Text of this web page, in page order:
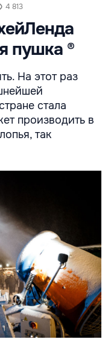
4 813
пушка ®
На этот раз
стала
производить в
так